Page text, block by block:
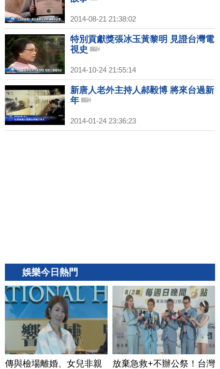
2014-08-21 21:38:02
特別貢獻獎張冰玉黃黎明 見證台灣電
視史
2014-10-24 21:55:14
新唐人老外主持人郝毅博 將來台過新
年
2014-01-24 23:36:23
娛樂今日熱門
傳與檢場離婚、女兒非親
放棄急救+不辦公祭！台灣